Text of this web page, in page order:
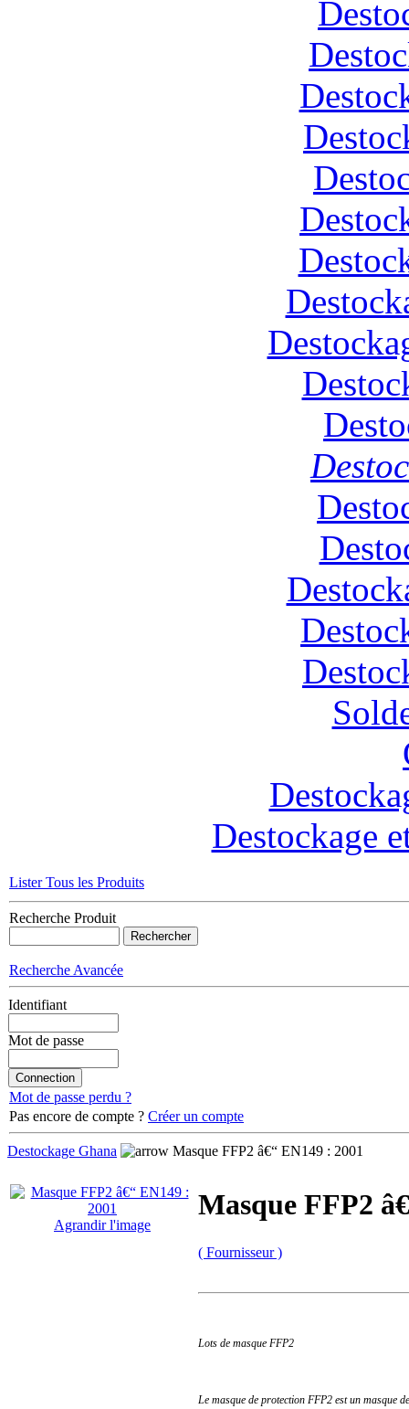
Destockage
Lister Tous les Produits
Recherche Produit
Recherche Avancée
Identifiant
Mot de passe
Mot de passe perdu ?
Pas encore de compte ? Créer un compte
Destockage Ghana Masque FFP2 â€“ EN149 : 2001
Agrandir l'image
Masque FFP2
( Fournisseur )
Lots de masque FFP2
Le masque de protection FFP2 est un masque